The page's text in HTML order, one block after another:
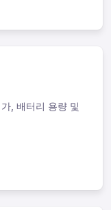
, 배터리 용량 및